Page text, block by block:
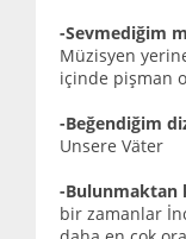
-Sevmediğim
Müzisyen
içinde pişman
-Beğendiğim
Unsere Väter
-Bulunmaktan
bir zamanlar